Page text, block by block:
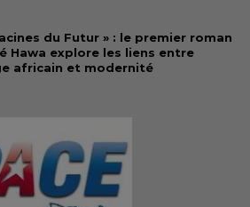
du Futur » : le premier roman
Hawa explore les liens entre
africain et modernité